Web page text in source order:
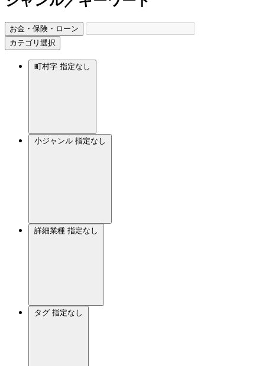
お金・保険・ローン
カテゴリ選択
町村字 指定なし
小ジャンル 指定なし
詳細業種 指定なし
タグ 指定なし